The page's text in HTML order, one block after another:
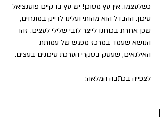
כשלעצמו. אין עץ מסוכן! יש עץ בו קיים פוטנציאל
סיכון. ההבדל הוא מהותי ועלינו לדייק במונחים,
שכן אחרת בכוחנו לייצר לובי שלילי לעצים. זהו
הנושא שעמד במרכז מפגש של עמותת
האילנאים, שעסק בסקרי הערכת סיכונים בעצים.
לצפייה בכתבה המלאה: